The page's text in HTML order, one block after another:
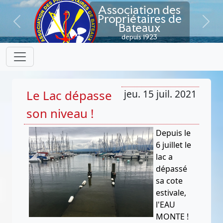
Association des
Propriétaires de
Bateaux
depuis 1923
Previous Next
jeu. 15 juil. 2021
Le Lac dépasse
son niveau !
Depuis le
6 juillet le
lac a
dépassé
sa cote
estivale,
l'EAU
MONTE !